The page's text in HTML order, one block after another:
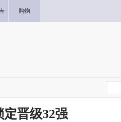
购物
晋级32强